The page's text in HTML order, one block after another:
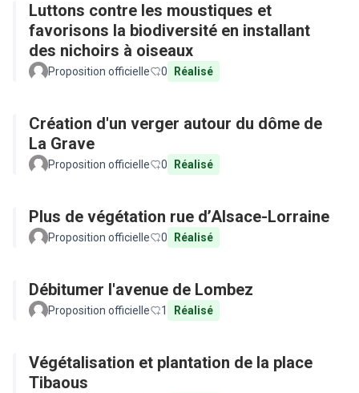
Luttons contre les moustiques et
favorisons la biodiversité en installant
des nichoirs à oiseaux
Proposition officielle 0 Réalisé
Création d'un verger autour du dôme de
La Grave
Proposition officielle 0 Réalisé
Plus de végétation rue d’Alsace-Lorraine
Proposition officielle 0 Réalisé
Débitumer l'avenue de Lombez
Proposition officielle 1 Réalisé
Végétalisation et plantation de la place
Tibaous